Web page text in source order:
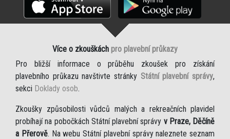
Více o zkouškách pro plavební průkazy
Pro bližší informace o průběhu zkoušek pro získání
plavebního průkazu navštivte stránky Státní plavební správy,
sekci Doklady osob.
Zkoušky způsobilosti vůdců malých a rekreačních plavidel
probíhají na pobočkách Státní plavební správy v Praze, Děčíně
a Přerově. Na webu Státní plavební správy naleznete seznam